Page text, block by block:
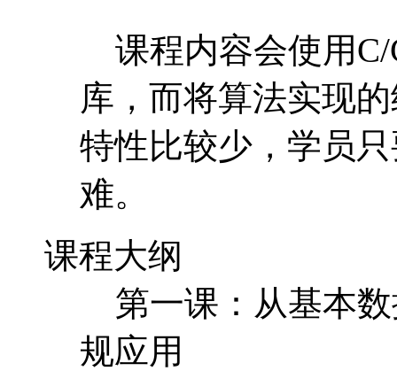
课程内容会使用C/
库，而将算法实现
特性比较少，学员
难。
课程大纲
第一课：从基本数
规应用